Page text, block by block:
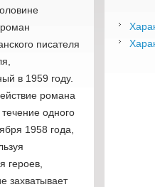
писателя
в 1959 году.
романа
одного
1958 года,
героев,
захватывает